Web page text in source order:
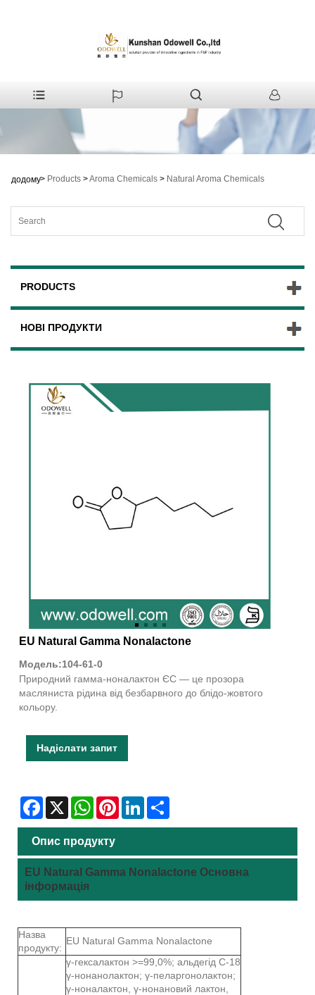
додому> Products >Aroma Chemicals > Natural Aroma Chemicals
PRODUCTS
НОВІ ПРОДУКТИ
EU Natural Gamma Nonalactone
Модель:104-61-0
Природний гамма-ноналактон ЄС — це прозора
масляниста рідина від безбарвного до блідо-жовтого
кольору.
Надіслати запит
Facebook
X WhatsAppPinterestLinkedIn
Опис продукту
EU Natural Gamma Nonalactone Основна
інформація
Назва
продукту:
EU Natural Gamma Nonalactone
γ-гексалактон >=99,0%; альдегід C-18
γ-нонанолактон; γ-пеларгонолактон;
γ-ноналактон, γ-нонановий лактон,